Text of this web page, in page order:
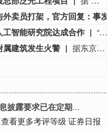
智能研究院达成合作
“金科股份”公众号消息，2026年8月，金科地产集团股份有限公司（简称“金科股份”）与重庆通用人工智能研究院在重庆正式签署全方位合作协议。双方将依托通用人工智能前沿技术，落地不动产全场景智慧解决方案，合力打造重庆“人工智能+不动产”产业标杆项目。
属建筑发生火警 据东京电力公司消息，当地时间8日15时35分左右，日本福岛第一核电站5号、6号机组服务建筑3、4层的火灾报警器发生启动。东京电力公司于当天16时01分向双叶消防本部报警。随后，消防部门赶赴现场确认，但未发现明火或冒烟。事件对核电站厂区设备没有造成影响，监测点以及厂区边界的尘埃监测仪等所测得的放射线量也未发现异常。（央视新闻）
告中披露了相应时点的股东户数
看更多考评等级 证券日报